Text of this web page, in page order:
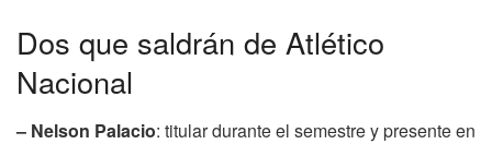
Dos que saldrán de Atlético
Nacional
– Nelson Palacio: titular durante el semestre y presente en